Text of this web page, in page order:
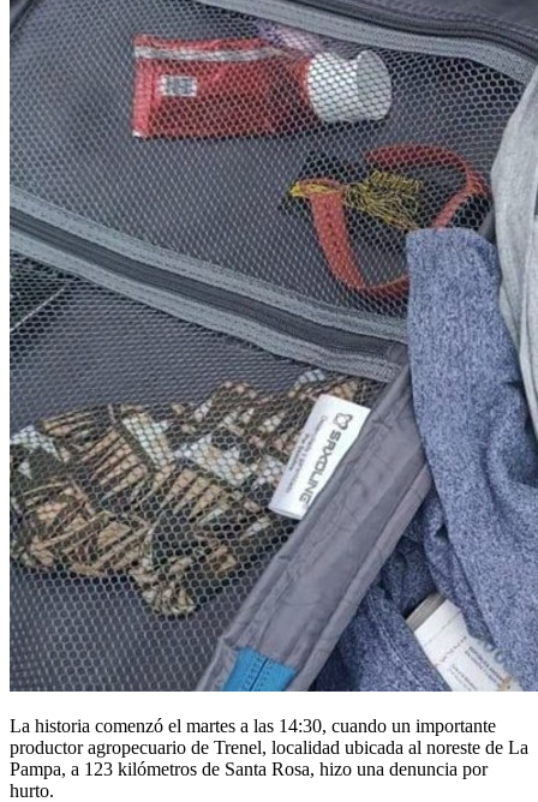
La historia comenzó el martes a las 14:30, cuando un importante
productor agropecuario de Trenel, localidad ubicada al noreste de La
Pampa, a 123 kilómetros de Santa Rosa, hizo una denuncia por
hurto.